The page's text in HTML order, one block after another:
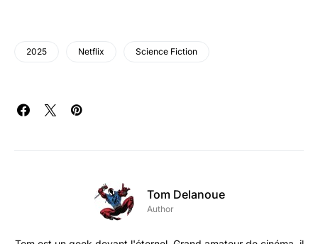
2025 Netflix Science Fiction
Tom Delanoue
Author